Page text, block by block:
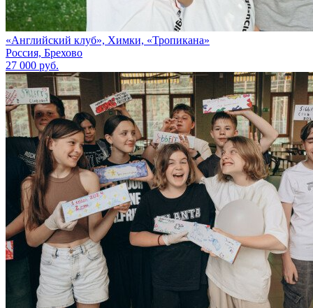
«Английский клуб», Химки, «Тропикана»
Россия, Брехово
27 000 руб.